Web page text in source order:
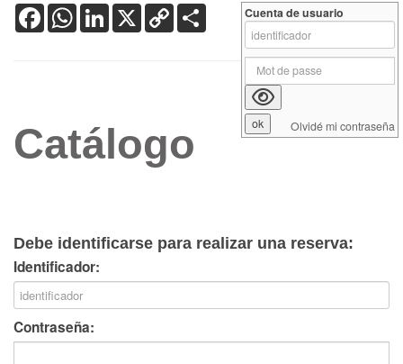
FacebookWhatsApp
LinkedIn
X Copy
Link
Catálogo
Debe identificarse para realizar una reserva:
Identificador:
Contraseña:
Cuenta de usuario
Olvidé mi contraseña